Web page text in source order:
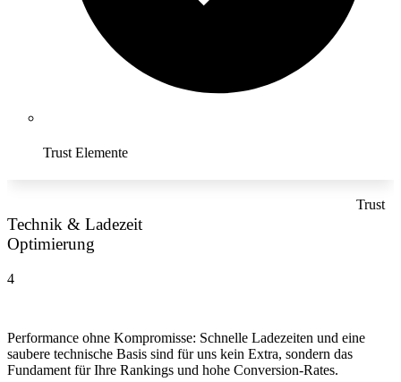
Trust Elemente
Trust
Technik & Ladezeit
Optimierung
4
Performance ohne Kompromisse: Schnelle Ladezeiten und eine
saubere technische Basis sind für uns kein Extra, sondern das
Fundament für Ihre Rankings und hohe Conversion-Rates.